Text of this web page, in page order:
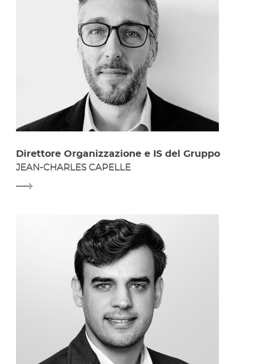
Direttore Organizzazione e IS del Gruppo
JEAN-CHARLES CAPELLE